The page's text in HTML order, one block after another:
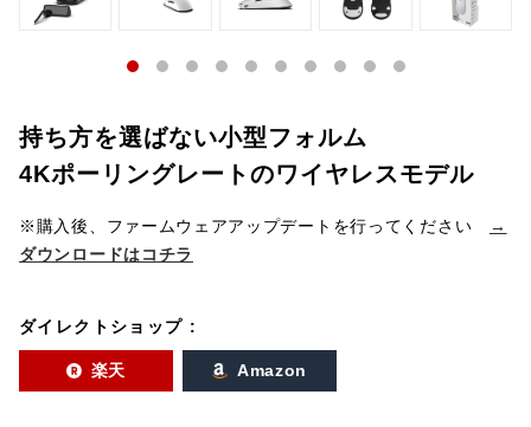
持ち方を選ばない小型フォルム
4Kポーリングレートのワイヤレスモデル
※購入後、ファームウェアアップデートを行ってください
→
ダウンロードはコチラ
ダイレクトショップ :
楽天 Amazon